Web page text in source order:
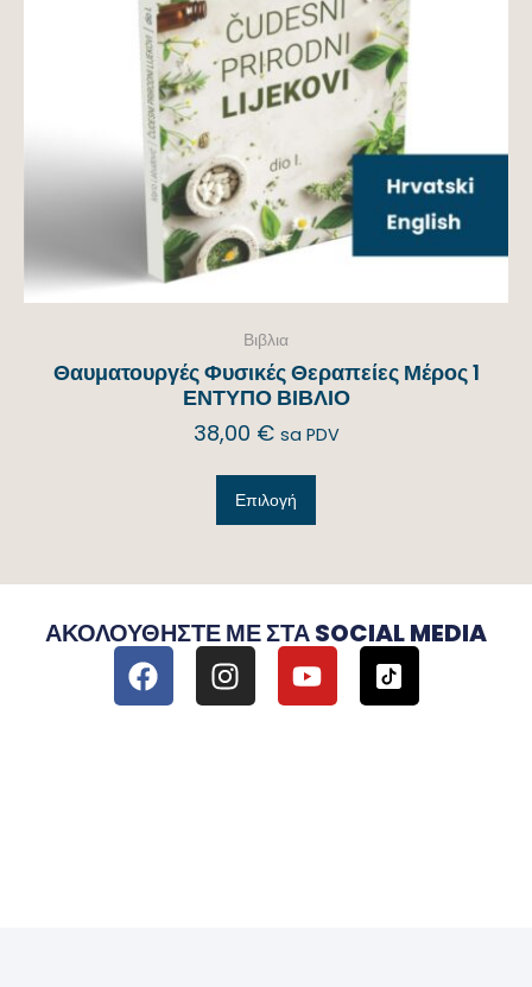
Βιβλια
Θαυματουργές Φυσικές Θεραπείες Μέρος 1
ΕΝΤΥΠΟ ΒΙΒΛΙΟ
38,00 € sa PDV
Επιλογή
ΑΚΟΛΟΥΘΉΣΤΕ ΜΕ ΣΤΑ SOCIAL MEDIA